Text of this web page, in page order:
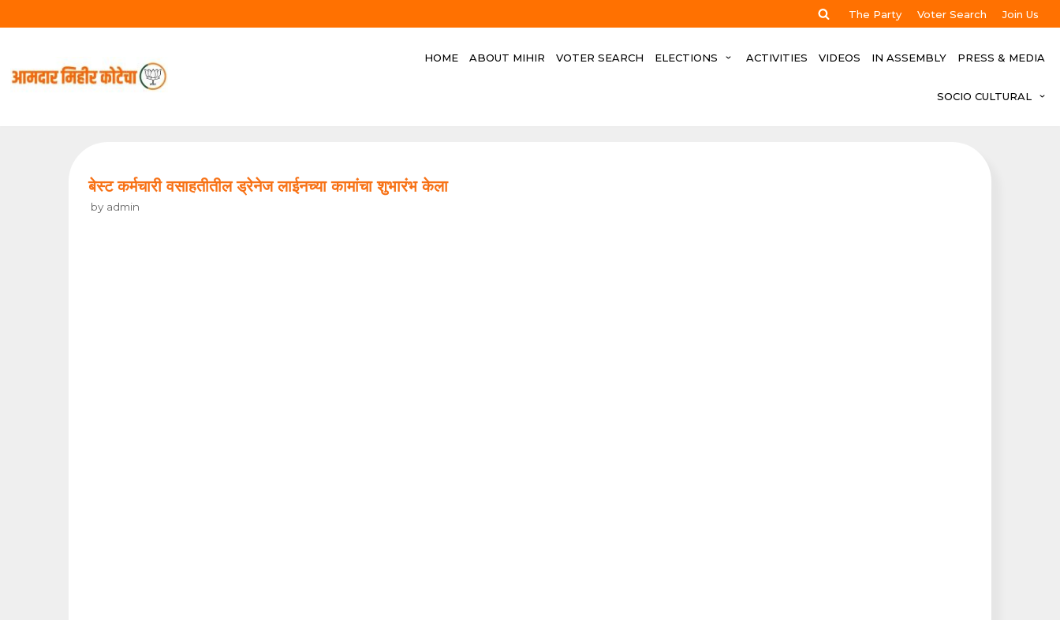
The Party Voter Search Join Us
HOME ABOUT MIHIR VOTER SEARCH ELECTIONS ACTIVITIES VIDEOS IN ASSEMBLY PRESS & MEDIA
SOCIO CULTURAL
बेस्ट कर्मचारी वसाहतीतील ड्रेनेज लाईनच्या कामांचा शुभारंभ केला
by admin